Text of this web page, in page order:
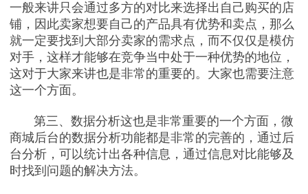
一般来讲只会通过多方的对比来选择出自己购买的店
铺，因此卖家想要自己的产品具有优势和卖点，那么
就一定要找到大部分卖家的需求点，而不仅仅是模仿
对手，这样才能够在竞争当中处于一种优势的地位，
这对于大家来讲也是非常的重要的。大家也需要注意
这一个方面。
第三、数据分析这也是非常重要的一个方面，微
商城后台的数据分析功能都是非常的完善的，通过后
台分析，可以统计出各种信息，通过信息对比能够及
时找到问题的解决方法。